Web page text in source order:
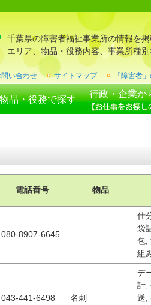
千葉県の障害者福祉事業所の情報を
エリア、物品・役務内容、事業所種
い合わせ サイトマップ 「障害者
物品・役務で探す
行政・企業か
電話番号 物品
080-8907-6645
仕
袋
包,
組
043-441-6498 名刺
デ
計,
送,